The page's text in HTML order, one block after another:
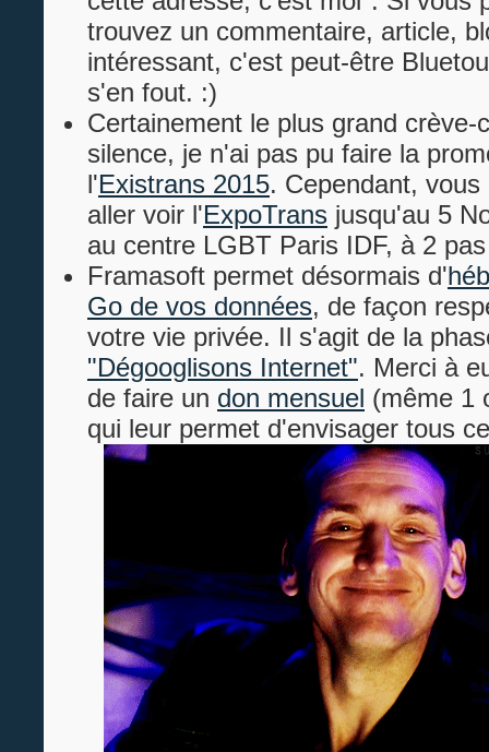
trouvez un commentaire, article,
intéressant, c'est peut-être
s'en fout. :)
Certainement le plus grand
silence, je n'ai pas pu faire la
l'Existrans 2015. Cependant,
aller voir l'ExpoTrans jusqu'au 5
au centre LGBT Paris IDF, à 2
Framasoft permet désormais d'
Go de vos données, de façon
votre vie privée. Il s'agit de la
"Dégooglisons Internet". Merci à
de faire un don mensuel (même 1
qui leur permet d'envisager tous